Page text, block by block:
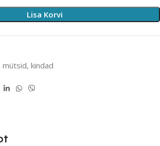
Lisa Korvi
mütsid, kindad